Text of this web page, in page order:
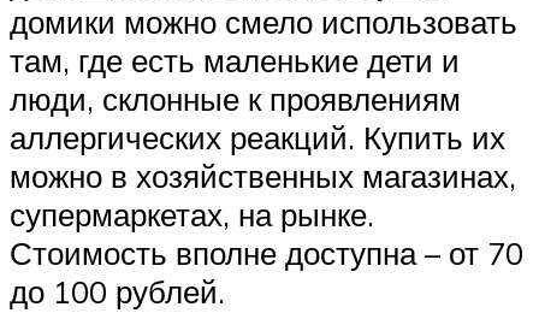
домики можно смело использовать
там, где есть маленькие дети и
люди, склонные к проявлениям
аллергических реакций. Купить их
можно в хозяйственных магазинах,
супермаркетах, на рынке.
Стоимость вполне доступна – от 70
до 100 рублей.